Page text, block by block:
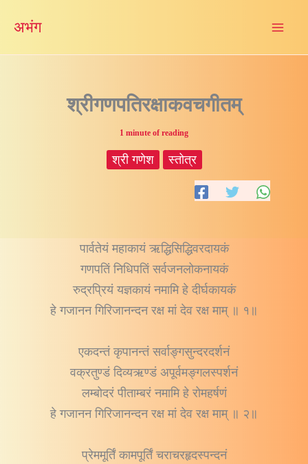
content
अभंग
श्रीगणपतिरक्षाकवचगीतम्
1 minute of reading
श्री गणेश स्तोत्र
पार्वतेयं महाकायं ऋद्धिसिद्धिवरदायकं
गणपतिं निधिपतिं सर्वजनलोकनायकं
रुद्रप्रियं यज्ञकायं नमामि हे दीर्घकायकं
हे गजानन गिरिजानन्दन रक्ष मां देव रक्ष माम् ॥ १॥
एकदन्तं कृपानन्तं सर्वाङ्गसुन्दरदर्शनं
वक्रतुण्डं दिव्यऋण्डं अपूर्वमङ्गलस्पर्शनं
लम्बोदरं पीताम्बरं नमामि हे रोमहर्षणं
हे गजानन गिरिजानन्दन रक्ष मां देव रक्ष माम् ॥ २॥
प्रेममूर्तिं कामपूर्तिं चराचरहृदस्पन्दनं